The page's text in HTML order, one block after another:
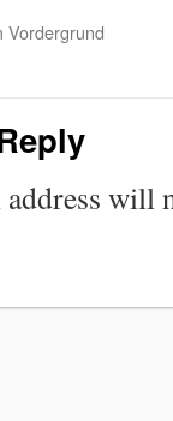
Vordergrund
will